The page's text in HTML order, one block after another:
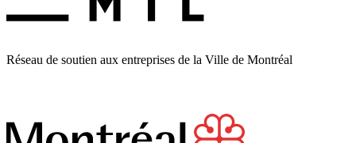
Réseau de soutien aux entreprises de la Ville de Montréal